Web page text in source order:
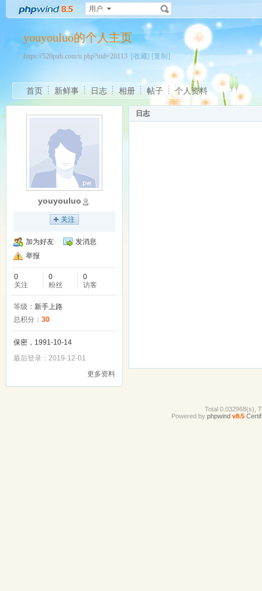
用户
youyouluo的个人主页
https://520pub.com/u.php?uid=20113 [收藏] [复制]
首页 新鲜事 日志 相册 帖子 个人资料
youyouluo
关注
加为好友
发消息
举报
0
关注
0
粉丝
0
访客
等级： 新手上路
总积分： 30
保密，1991-10-14
最后登录：2019-12-01
更多资料
日志
Total 0.032968(s),
Powered by phpwind v8.5